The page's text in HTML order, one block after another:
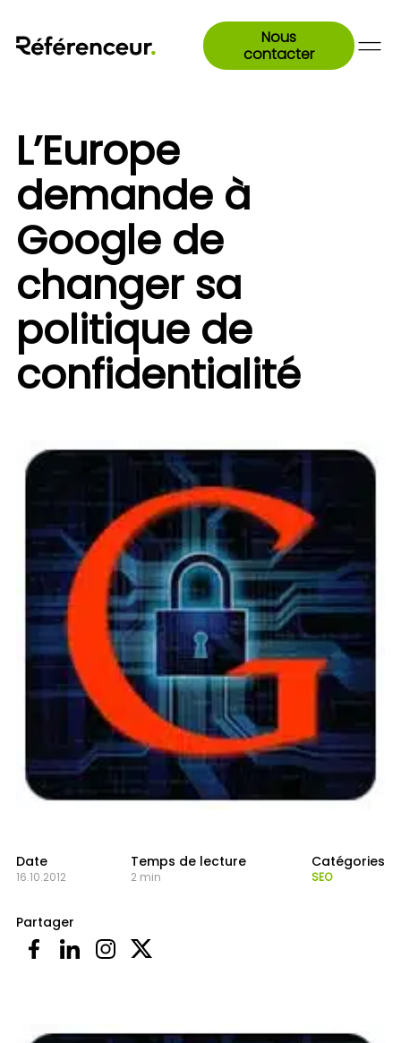
Nous
contacter
L’Europe
demande à
Google de
changer sa
politique de
confidentialité
Date
16.10.2012
Temps de lecture
2 min
Catégories
SEO
Partager